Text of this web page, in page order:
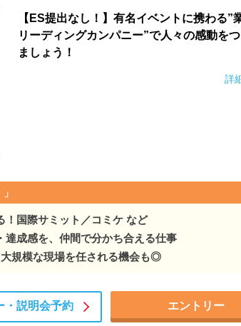
【ES提出なし！】有名イベントに携わる”
リーディングカンパニー”で人々の感動をつ
ましょう！
詳
！国際サミット／コミケ など
達成感を、仲間で分かち合える仕事
規模な現場を任される機会も◎
説明会予約 エントリー